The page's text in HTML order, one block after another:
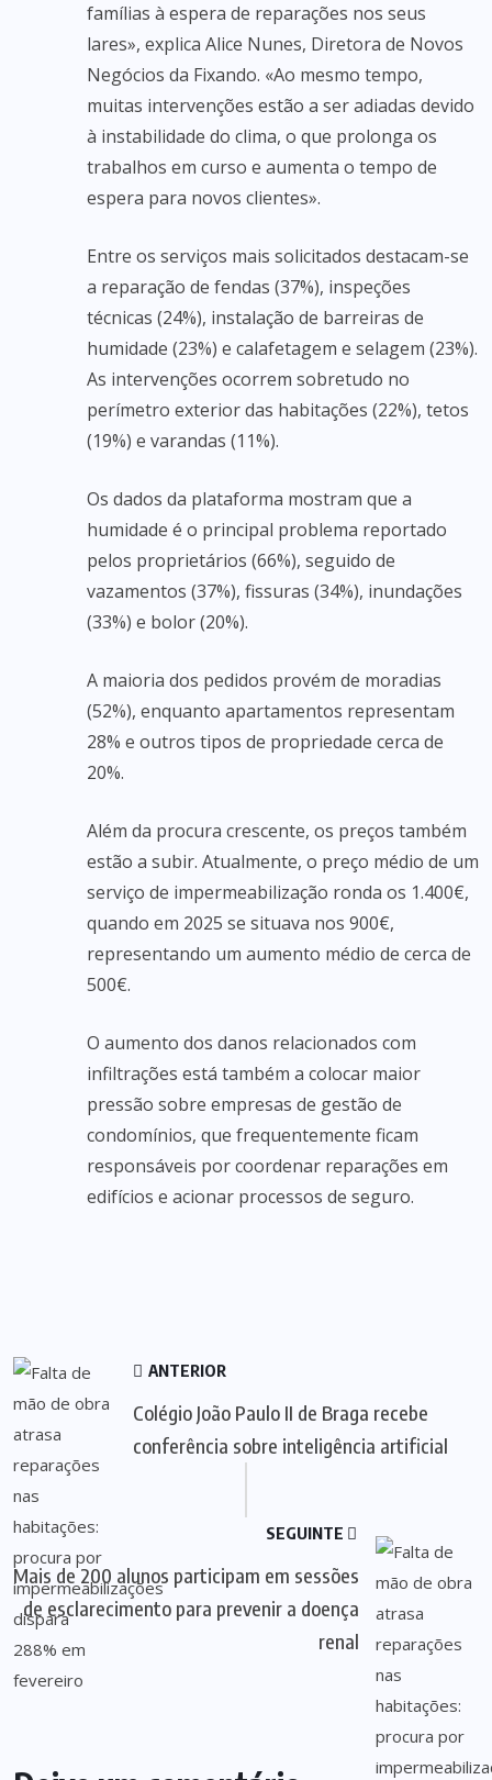
famílias à espera de reparações nos seus
lares», explica Alice Nunes, Diretora de Novos
Negócios da Fixando. «Ao mesmo tempo,
muitas intervenções estão a ser adiadas devido
à instabilidade do clima, o que prolonga os
trabalhos em curso e aumenta o tempo de
espera para novos clientes».
Entre os serviços mais solicitados destacam-se
a reparação de fendas (37%), inspeções
técnicas (24%), instalação de barreiras de
humidade (23%) e calafetagem e selagem (23%).
As intervenções ocorrem sobretudo no
perímetro exterior das habitações (22%), tetos
(19%) e varandas (11%).
Os dados da plataforma mostram que a
humidade é o principal problema reportado
pelos proprietários (66%), seguido de
vazamentos (37%), fissuras (34%), inundações
(33%) e bolor (20%).
A maioria dos pedidos provém de moradias
(52%), enquanto apartamentos representam
28% e outros tipos de propriedade cerca de
20%.
Além da procura crescente, os preços também
estão a subir. Atualmente, o preço médio de um
serviço de impermeabilização ronda os 1.400€,
quando em 2025 se situava nos 900€,
representando um aumento médio de cerca de
500€.
O aumento dos danos relacionados com
infiltrações está também a colocar maior
pressão sobre empresas de gestão de
condomínios, que frequentemente ficam
responsáveis por coordenar reparações em
edifícios e acionar processos de seguro.
ANTERIOR
Colégio João Paulo II de Braga recebe
conferência sobre inteligência artificial
SEGUINTE
Mais de 200 alunos participam em sessões
de esclarecimento para prevenir a doença
renal